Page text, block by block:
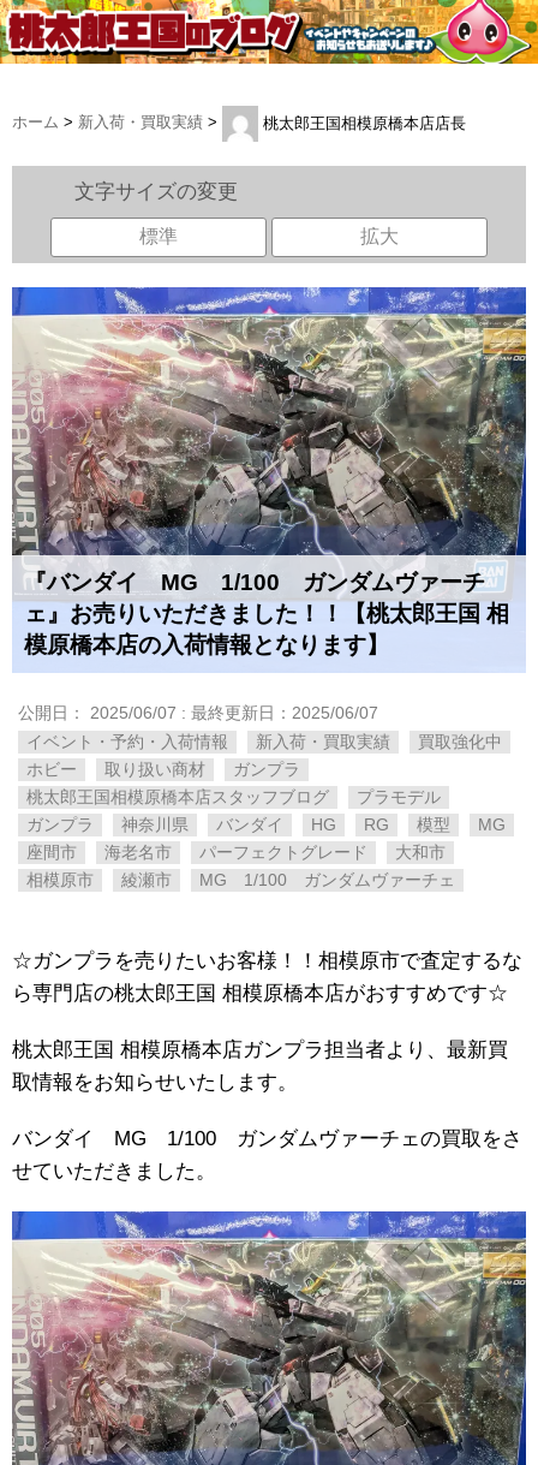
ホーム > 新入荷・買取実績 > 桃太郎王国相模原橋本店店長
文字サイズの変更
標準 拡大
『バンダイ MG 1/100 ガンダムヴァーチ
ェ』お売りいただきました！！【桃太郎王国 相
模原橋本店の入荷情報となります】
公開日： 2025/06/07 : 最終更新日：2025/06/07
イベント・予約・入荷情報
新入荷・買取実績
買取強化中
ホビー
取り扱い商材
ガンプラ
桃太郎王国相模原橋本店スタッフブログ
プラモデル
ガンプラ
神奈川県 バンダイ HG RG 模型
MG
座間市
海老名市 パーフェクトグレード
大和市
相模原市
綾瀬市 MG 1/100 ガンダムヴァーチェ
☆ガンプラを売りたいお客様！！相模原市で査定するな
ら専門店の桃太郎王国 相模原橋本店がおすすめです☆
桃太郎王国 相模原橋本店ガンプラ担当者より、最新買
取情報をお知らせいたします。
バンダイ MG 1/100 ガンダムヴァーチェの買取をさ
せていただきました。